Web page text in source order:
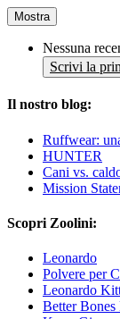
Mostra
Nessuna
Scrivi la
Il nostro blog:
Ruffwear:
HUNTER
Cani vs.
Mission
Scopri Zoolini:
Leonardo
Polvere per
Leonardo
Better